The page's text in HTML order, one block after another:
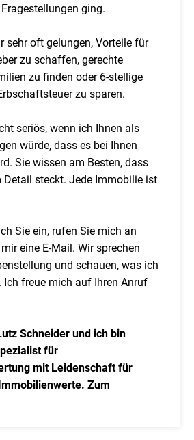
ging.
sehr oft gelungen, Vorteile für
zu schaffen, gerechte
zu finden oder 6-stellige
zu sparen.
seriös, wenn ich Ihnen als
würde, dass es bei Ihnen
Sie wissen am Besten, dass
Detail steckt. Jede Immobilie ist
Sie ein, rufen Sie mich an
eine E-Mail. Wir sprechen
und schauen, was ich
Ich freue mich auf Ihren Anruf
Schneider und ich bin
für
mit Leidenschaft für
Zum